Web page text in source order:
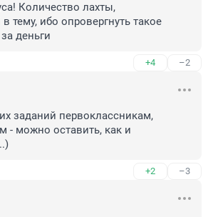
Количество лахты,
тему, ибо опровергнуть такое
деньги
+4 –2
заданий первоклассникам,
- можно оставить, как и
+2 –3